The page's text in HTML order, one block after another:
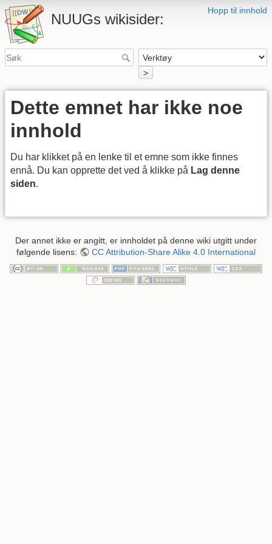
Hopp til innhold
NUUGs wikisider:
>
Dette emnet har ikke noe
innhold
Du har klikket på en lenke til et emne som ikke finnes
ennå. Du kan opprette det ved å klikke på Lag denne
siden.
Der annet ikke er angitt, er innholdet på denne wiki utgitt under
følgende lisens:
CC Attribution-Share Alike 4.0 International